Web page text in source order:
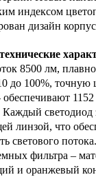
индексом
дизайн
8500 лм,
до 100%, точную
1152
Каждый светодиод
линзой, что
светового
фильтра –
и оранжевый